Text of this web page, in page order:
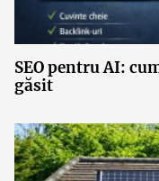
SEO pentru AI:
găsit